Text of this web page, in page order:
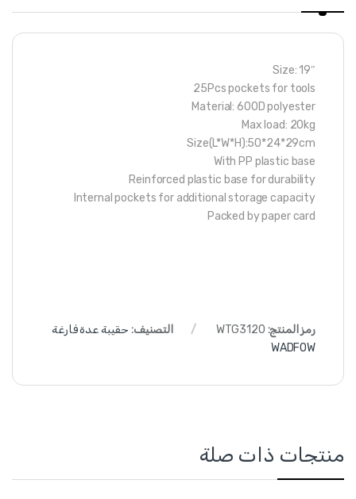
Size: 19″
25Pcs pockets for tools
Material: 600D polyester
Max load: 20kg
Size(L*W*H):50*24*29cm
With PP plastic base
Reinforced plastic base for durability
Internal pockets for additional storage capacity
Packed by paper card
رمز المنتج: WTG3120 التصنيف: حقيبة عدة فارغة
WADFOW
منتجات ذات صلة